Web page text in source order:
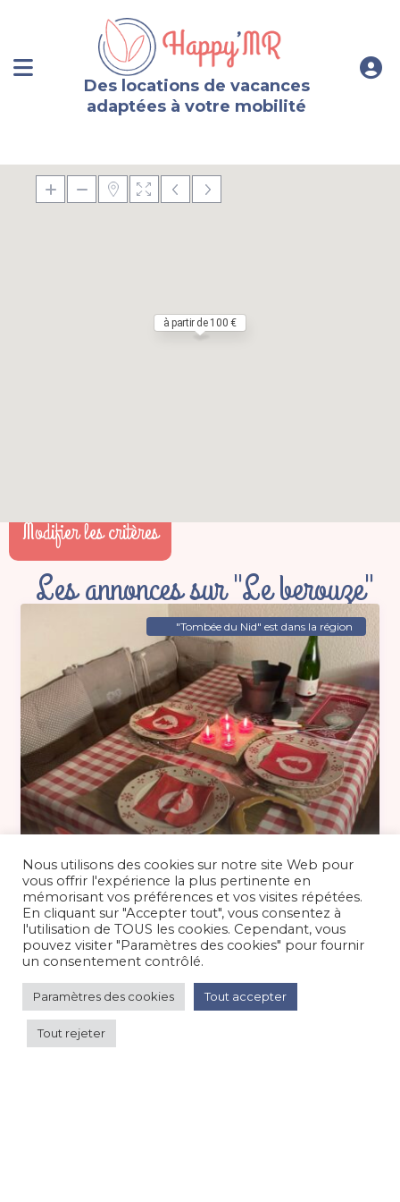
Des locations de vacances
adaptées à votre mobilité
à partir de 100 €
Modifier les critères
Les annonces sur "Le berouze"
à partir de 100 €/nuit
"Tombée du Nid" est dans la région
Joli logement cosy en rez de jardin
vue montagne, 4/5...
Appartement /Montagne
Nous utilisons des cookies sur notre site Web pour
vous offrir l'expérience la plus pertinente en
mémorisant vos préférences et vos visites répétées.
En cliquant sur "Accepter tout", vous consentez à
l'utilisation de TOUS les cookies. Cependant, vous
pouvez visiter "Paramètres des cookies" pour fournir
un consentement contrôlé.
Paramètres des cookies Tout accepter
Tout rejeter